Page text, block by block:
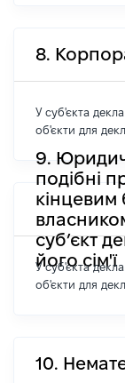
8.
У суб'єкта
об'єкти для
9.
подібні
кінцевим
суб’єкт
його сім'ї
У суб'єкта
об'єкти для
10.